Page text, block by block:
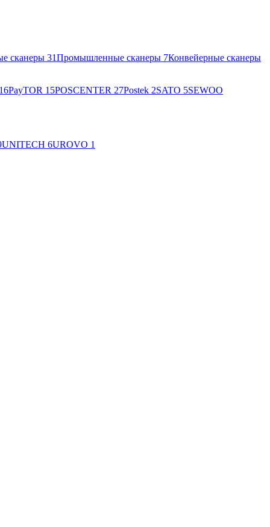
сканеры 31Промышленные сканеры 7Конвейерные сканеры
16PayTOR 15POSCENTER 27Postek 2SATO 5SEWOO
UNITECH 6UROVO 1